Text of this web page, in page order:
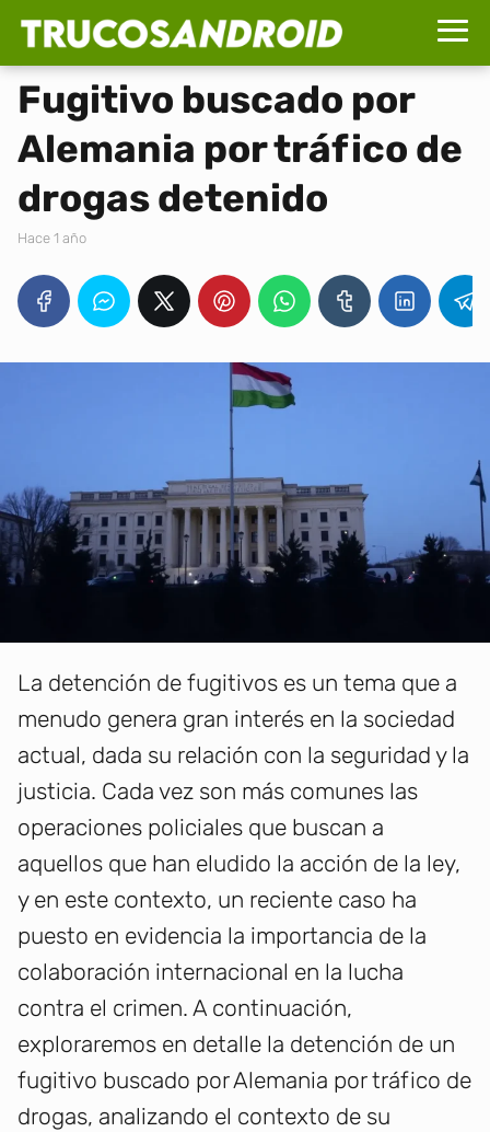
Fugitivo buscado por
Alemania por tráfico de
drogas detenido
hace 1 año
La detención de fugitivos es un tema que a
menudo genera gran interés en la sociedad
actual, dada su relación con la seguridad y la
justicia. Cada vez son más comunes las
operaciones policiales que buscan a
aquellos que han eludido la acción de la ley,
y en este contexto, un reciente caso ha
puesto en evidencia la importancia de la
colaboración internacional en la lucha
contra el crimen. A continuación,
exploraremos en detalle la detención de un
fugitivo buscado por Alemania por tráfico de
drogas, analizando el contexto de su